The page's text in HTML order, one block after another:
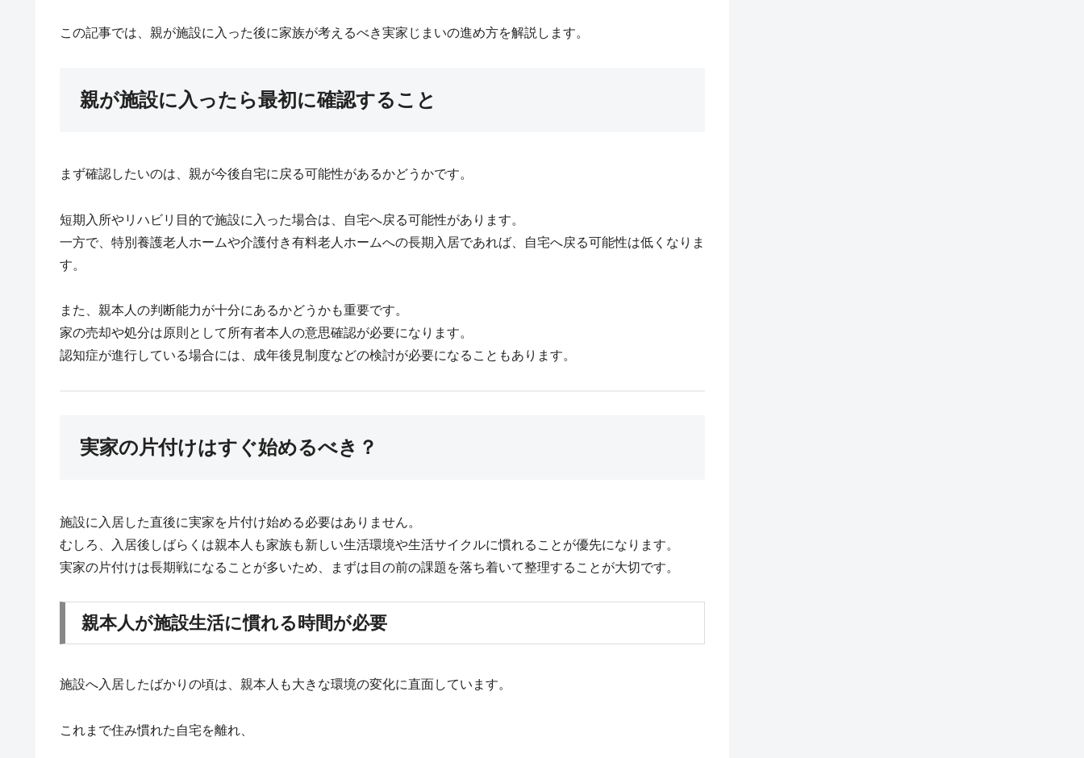
この記事では、親が施設に入った後に家族が考えるべき実家じまいの進め方を解説します。
親が施設に入ったら最初に確認すること
まず確認したいのは、親が今後自宅に戻る可能性があるかどうかです。
短期入所やリハビリ目的で施設に入った場合は、自宅へ戻る可能性があります。
一方で、特別養護老人ホームや介護付き有料老人ホームへの長期入居であれば、自宅へ戻る可能性は低くなりま
す。
また、親本人の判断能力が十分にあるかどうかも重要です。
家の売却や処分は原則として所有者本人の意思確認が必要になります。
認知症が進行している場合には、成年後見制度などの検討が必要になることもあります。
実家の片付けはすぐ始めるべき？
施設に入居した直後に実家を片付け始める必要はありません。
むしろ、入居後しばらくは親本人も家族も新しい生活環境や生活サイクルに慣れることが優先になります。
実家の片付けは長期戦になることが多いため、まずは目の前の課題を落ち着いて整理することが大切です。
親本人が施設生活に慣れる時間が必要
施設へ入居したばかりの頃は、親本人も大きな環境の変化に直面しています。
これまで住み慣れた自宅を離れ、